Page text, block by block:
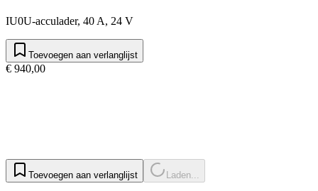
IU0U-acculader, 40 A, 24 V
Toevoegen aan verlanglijst
€ 940,00
Toevoegen aan verlanglijst Laden...